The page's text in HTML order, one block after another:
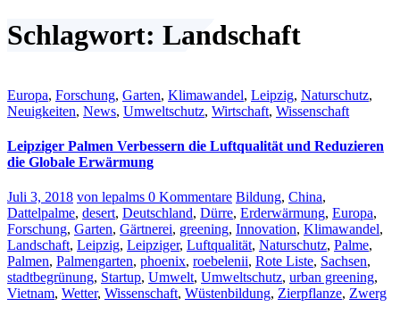
Schlagwort: Landschaft
Europa, Forschung, Garten, Klimawandel, Leipzig, Naturschutz,
Neuigkeiten, News, Umweltschutz, Wirtschaft, Wissenschaft
Leipziger Palmen Verbessern die Luftqualität und Reduzieren
die Globale Erwärmung
Juli 3, 2018 von lepalms 0 Kommentare Bildung, China,
Dattelpalme, desert, Deutschland, Dürre, Erderwärmung, Europa,
Forschung, Garten, Gärtnerei, greening, Innovation, Klimawandel,
Landschaft, Leipzig, Leipziger, Luftqualität, Naturschutz, Palme,
Palmen, Palmengarten, phoenix, roebelenii, Rote Liste, Sachsen,
stadtbegrünung, Startup, Umwelt, Umweltschutz, urban greening,
Vietnam, Wetter, Wissenschaft, Wüstenbildung, Zierpflanze, Zwerg